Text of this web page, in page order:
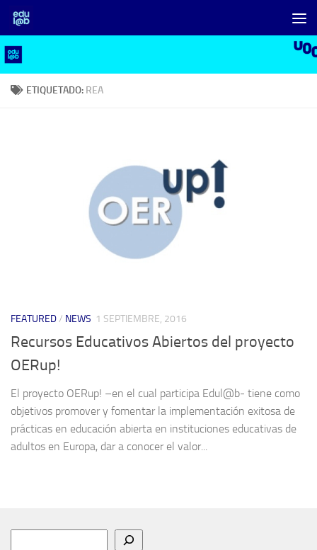
Saltar al contenido
ETIQUETADO: REA
FEATURED/ NEWS 1 SEPTIEMBRE, 2016
Recursos Educativos Abiertos del proyecto
OERup!
El proyecto OERup! –en el cual participa Edul@b- tiene como
objetivos promover y fomentar la implementación exitosa de
prácticas en educación abierta en instituciones educativas de
adultos en Europa, dar a conocer el valor...